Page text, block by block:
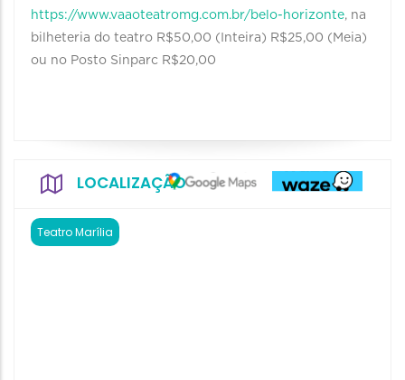
https://www.vaaoteatromg.com.br/belo-horizonte, na
bilheteria do teatro R$50,00 (Inteira) R$25,00 (Meia)
ou no Posto Sinparc R$20,00
LOCALIZAÇÃO
Teatro Marília